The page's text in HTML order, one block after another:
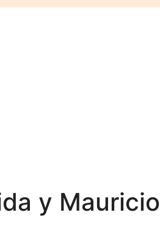
y Mauricio